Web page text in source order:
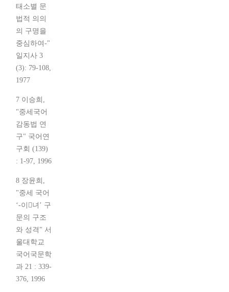
태소별 문
법적 의의
의 구명을
중심하여-"
일지사 3
(3): 79-108,
1977
7 이승희,
"중세국어
감동법 연
구" 국어연
구회 (139)
: 1-97, 1996
8 장윤희,
"중세 국어
‘-이녀’ 구
문의 구조
와 성격" 서
울대학교
국어국문학
과 21 : 339-
376, 1996